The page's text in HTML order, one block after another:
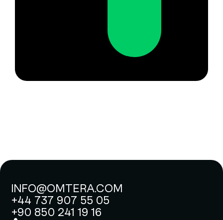
INFO@OMTERA.COM
+44 737 907 55 05
+90 850 241 19 16